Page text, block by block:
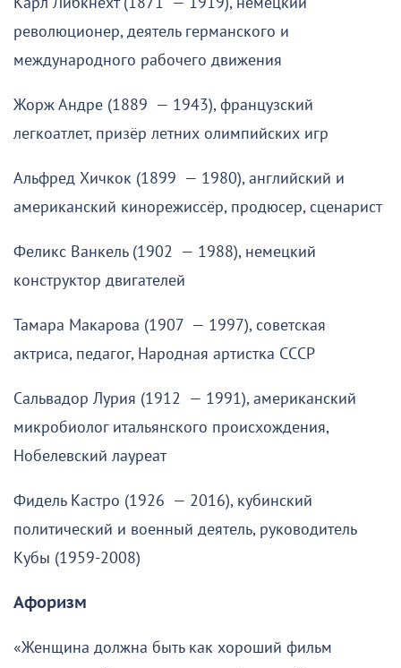
революционер, деятель германского и
международного рабочего движения
Жорж Андре (1889 — 1943), французский
легкоатлет, призёр летних олимпийских игр
Альфред Хичкок (1899 — 1980), английский и
американский кинорежиссёр, продюсер, сценарист
Феликс Ванкель (1902 — 1988), немецкий
конструктор двигателей
Тамара Макарова (1907 — 1997), советская
актриса, педагог, Народная артистка СССР
Сальвадор Лурия (1912 — 1991), американский
микробиолог итальянского происхождения,
Нобелевский лауреат
Фидель Кастро (1926 — 2016), кубинский
политический и военный деятель, руководитель
Кубы (1959-2008)
Афоризм
«Женщина должна быть как хороший фильм